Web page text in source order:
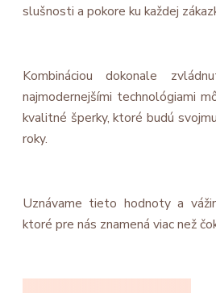
slušnosti a pokore ku každej
Kombináciou dokonale
najmodernejšími technológiami
kvalitné šperky, ktoré budú
roky.
Uznávame tieto hodnoty a
ktoré pre nás znamená viac než